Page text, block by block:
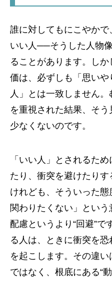
誰に対してもにこやか
いい人──そうした人物
ることがあります。し
価は、必ずしも「思い
人」とは一致しません。
を重視された結果、そ
少なくないのです。
「いい人」とされるた
たり、衝突を避けたりす
けれども、そういった態
関わりたくない」とい
配慮というより“回避”
る人は、ときに衝突を
を起こします。その違
ではなく、根底にある“動